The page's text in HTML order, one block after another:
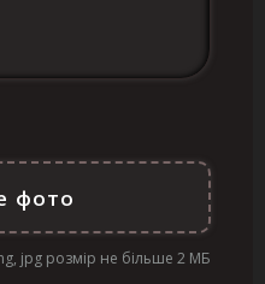
jpg розмір не більше 2 МБ